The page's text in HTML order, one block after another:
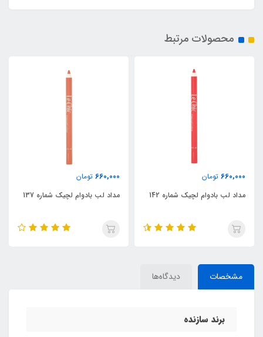
محصولات مرتبط
660,000 تومان
مداد لب بادوام لچیک شماره 142
660,000 تومان
مداد لب بادوام لچیک شماره 137
مشخصات دیدگاه‌ها
برند سازنده